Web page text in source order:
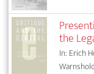
the
In: Erich